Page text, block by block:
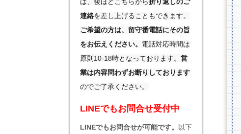
は、後ほどこちらから折り返しのご
連絡を差し上げることもできます。
ご希望の方は、留守番電話にその旨
をお伝えください。 電話対応時間は
原則10-18時となっております。 営
業は内容問わずお断りしております
のでご了承ください。
LINEでもお問合せ受付中
LINEでもお問合せが可能です。
以下